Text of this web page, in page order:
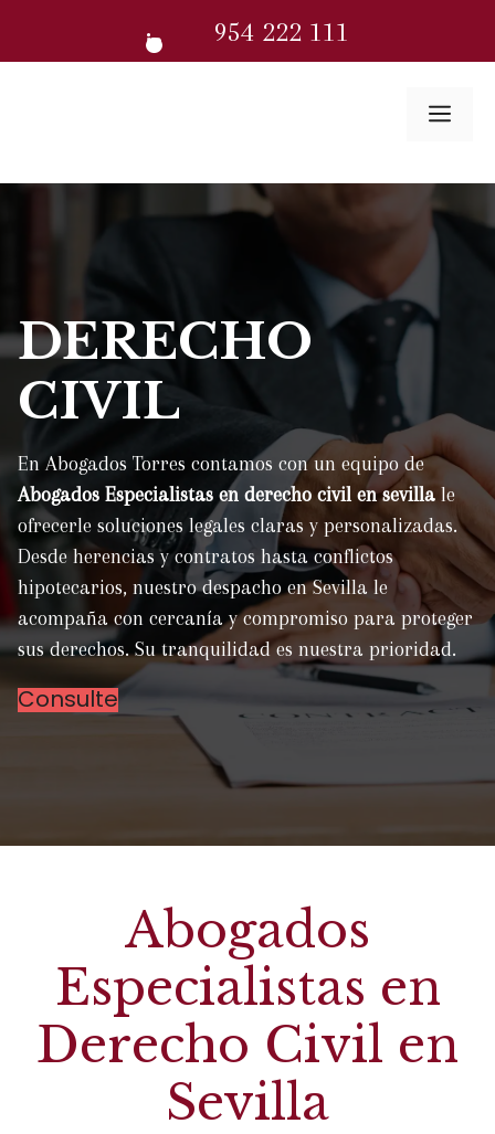
954 222 111
DERECHO
CIVIL
En Abogados Torres contamos con un equipo de
Abogados Especialistas en derecho civil en sevilla le
ofrecerle soluciones legales claras y personalizadas.
Desde herencias y contratos hasta conflictos
hipotecarios, nuestro despacho en Sevilla le
acompaña con cercanía y compromiso para proteger
sus derechos. Su tranquilidad es nuestra prioridad.
Consulte
Abogados
Especialistas en
Derecho Civil en
Sevilla